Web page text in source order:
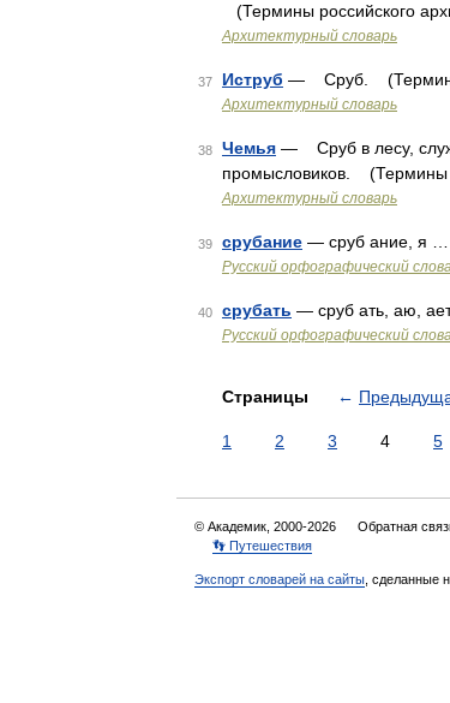
(Термины российского
Архитектурный словарь
37 Иструб — Сруб. (Термины
Архитектурный словарь
38 Чемья — Сруб в лесу,
промысловиков. (Термины
Архитектурный словарь
39 срубание — сруб ание, я …
Русский орфографический
40 срубать — сруб ать, аю,
Русский орфографический
Страницы ←
1 2 3 4 5
© Академик, 2000-2026 Обратная
👣 Путешествия
Экспорт словарей на сайты , сделанные